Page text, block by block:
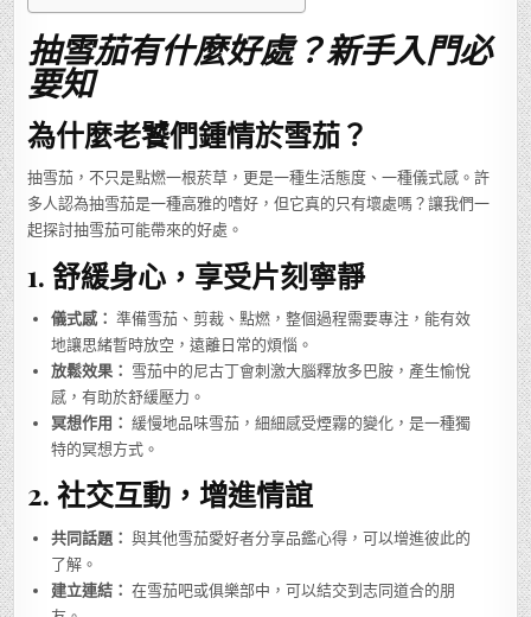
抽雪茄有什麼好處？新手入門必
要知
為什麼老饕們鍾情於雪茄？
抽雪茄，不只是點燃一根菸草，更是一種生活態度、一種儀式感。許
多人認為抽雪茄是一種高雅的嗜好，但它真的只有壞處嗎？讓我們一
起探討抽雪茄可能帶來的好處。
1.舒緩身心，享受片刻寧靜
儀式感： 準備雪茄、剪裁、點燃，整個過程需要專注，能有效
地讓思緒暫時放空，遠離日常的煩惱。
放鬆效果： 雪茄中的尼古丁會刺激大腦釋放多巴胺，產生愉悅
感，有助於舒緩壓力。
冥想作用： 緩慢地品味雪茄，細細感受煙霧的變化，是一種獨
特的冥想方式。
2.社交互動，增進情誼
共同話題： 與其他雪茄愛好者分享品鑑心得，可以增進彼此的
了解。
建立連結： 在雪茄吧或俱樂部中，可以結交到志同道合的朋